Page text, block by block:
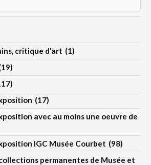
critique d'art (1)
(17)
avec au moins une oeuvre de
IGC Musée Courbet (98)
permanentes de Musée et